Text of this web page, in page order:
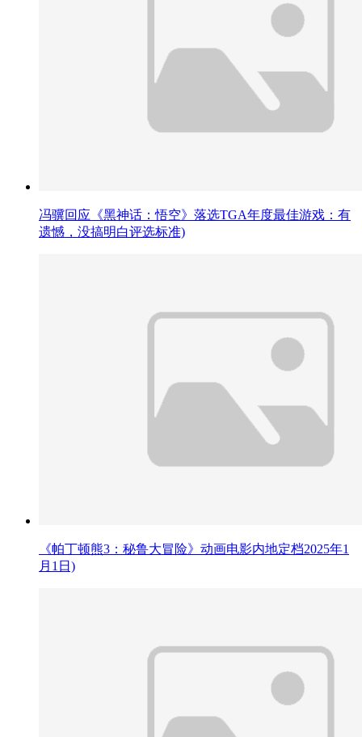
冯骥回应《黑神话：悟空》落选TGA年度最佳游戏：有
遗憾，没搞明白评选标准)
《帕丁顿熊3：秘鲁大冒险》动画电影内地定档2025年1
月1日)